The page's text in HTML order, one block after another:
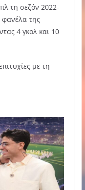
τη σεζόν 2022-
φανέλα της
4 γκολ και 10
με τη